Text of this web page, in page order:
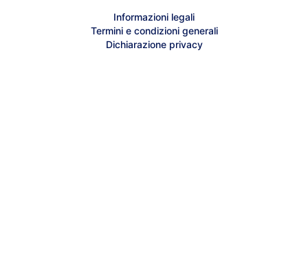
Contatta il supporto
Informazioni legali
Termini e condizioni generali
Dichiarazione privacy